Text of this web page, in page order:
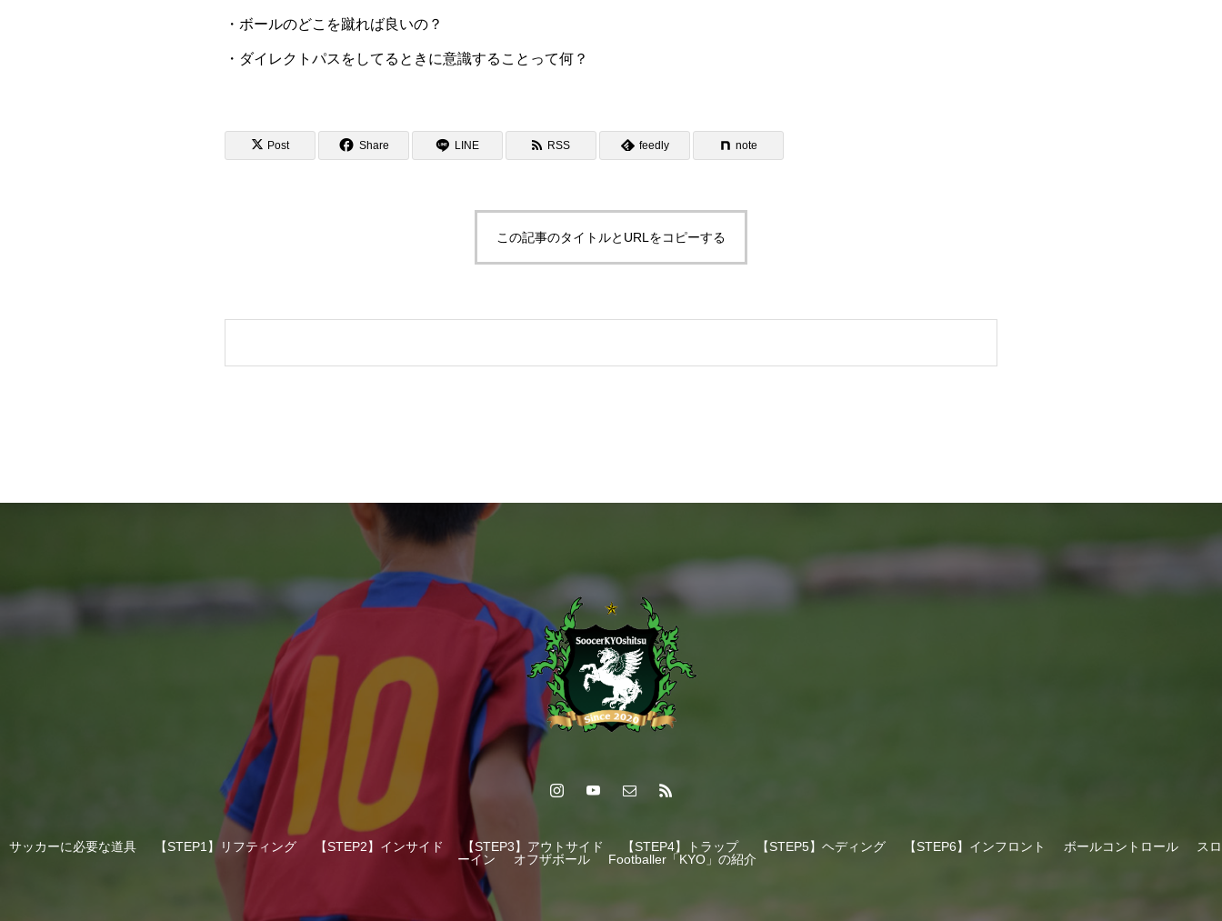
・ボールのどこを蹴れば良いの？
・ダイレクトパスをしてるときに意識することって何？
Post Share LINE RSS feedly note
この記事のタイトルとURLをコピーする
サッカーに必要な道具 【STEP1】リフティング 【STEP2】インサイド 【STEP3】アウトサイド 【STEP4】トラップ 【STEP5】ヘディング 【STEP6】インフロント ボールコントロール
スロ
ーイン
オフザボール Footballer「KYO」の紹介